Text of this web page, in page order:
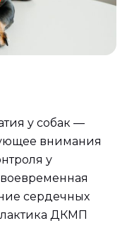
у собак —
внимания
у
сердечных
ДКМП